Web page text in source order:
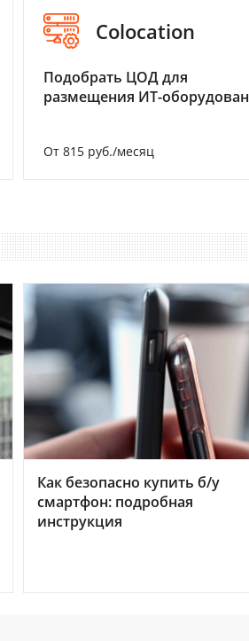
Colocation
Подобрать ЦОД для
размещения ИТ-
От 815 руб./месяц
Как безопасно купить б/у
смартфон: подробная
инструкция